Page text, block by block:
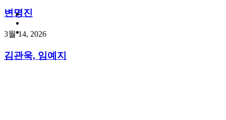
변명진
3월 14, 2026
김관욱, 임예지